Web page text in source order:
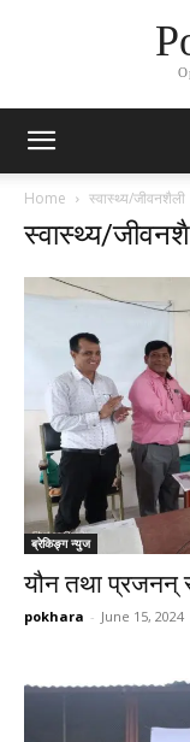
Home स्वास्थ्य/जीवनशैली
स्वास्थ्य/
ब्रेकिङ्ग न्युज
यौन तथा प्रजनन्
pokhara - June 15, 2024